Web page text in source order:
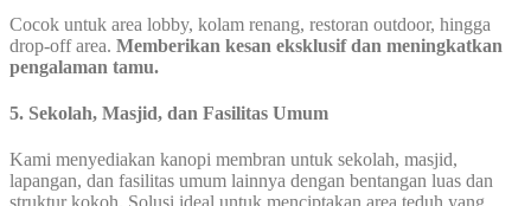
Cocok untuk area lobby, kolam renang, restoran outdoor, hingga
drop-off area. Memberikan kesan eksklusif dan meningkatkan
pengalaman tamu.
5. Sekolah, Masjid, dan Fasilitas Umum
Kami menyediakan kanopi membran untuk sekolah, masjid,
lapangan, dan fasilitas umum lainnya dengan bentangan luas dan